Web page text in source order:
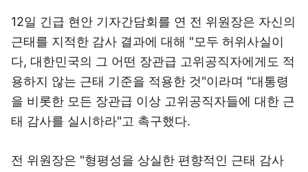
12일 긴급 현안 기자간담회를 연 전 위원장은 자신의
근태를 지적한 감사 결과에 대해 "모두 허위사실이
다, 대한민국의 그 어떤 장관급 고위공직자에게도 적
용하지 않는 근태 기준을 적용한 것"이라며 "대통령
을 비롯한 모든 장관급 이상 고위공직자들에 대한 근
태 감사를 실시하라"고 촉구했다.
전 위원장은 "형평성을 상실한 편향적인 근태 감사